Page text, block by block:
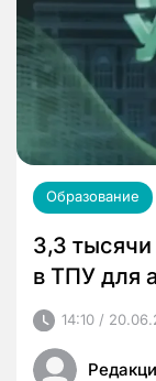
Образование
3,3
в ТПУ для
14:10 /